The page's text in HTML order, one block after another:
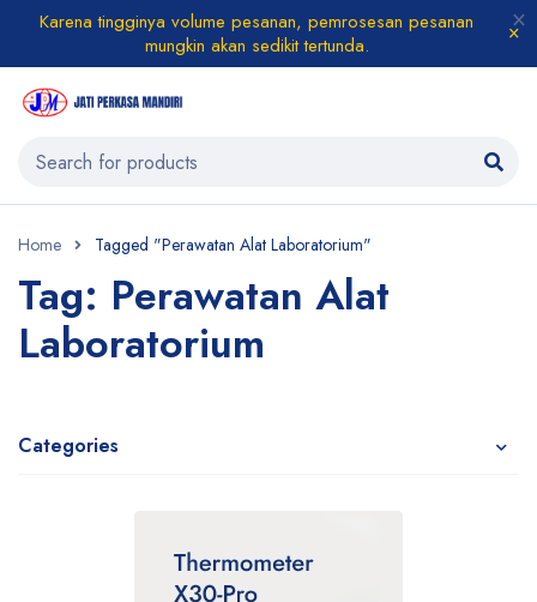
Karena tingginya volume pesanan, pemrosesan pesanan
mungkin akan sedikit tertunda.
Home Tagged "Perawatan Alat Laboratorium"
Tag: Perawatan Alat
Laboratorium
Categories